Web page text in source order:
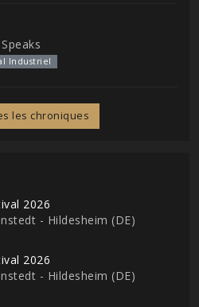
Industriel
les chroniques
2026
- Hildesheim (DE)
2026
- Hildesheim (DE)